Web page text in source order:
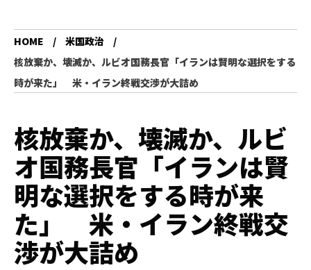
HOME
米国政治
核放棄か、壊滅か、ルビオ国務長官「イランは賢明な選択をする
時が来た」 米・イラン終戦交渉が大詰め
核放棄か、壊滅か、ルビ
オ国務長官「イランは賢
明な選択をする時が来
た」 米・イラン終戦交
渉が大詰め